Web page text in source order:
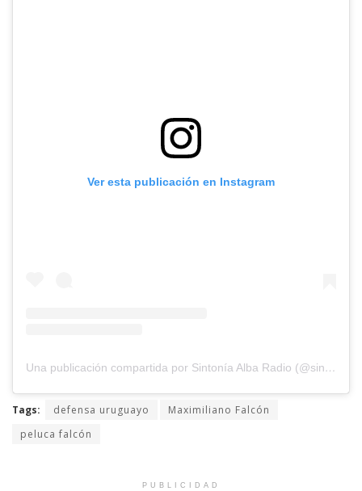
Ver esta publicación en Instagram
Una publicación compartida por Sintonía Alba Radio (@sintoniaalbaradio)
Tags: defensa uruguayo
Maximiliano Falcón
peluca falcón
PUBLICIDAD